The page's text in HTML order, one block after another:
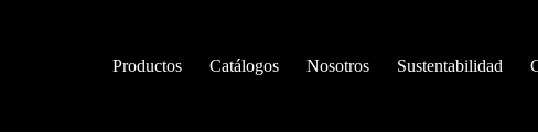
Productos
Catálogos Nosotros Sustentabilidad